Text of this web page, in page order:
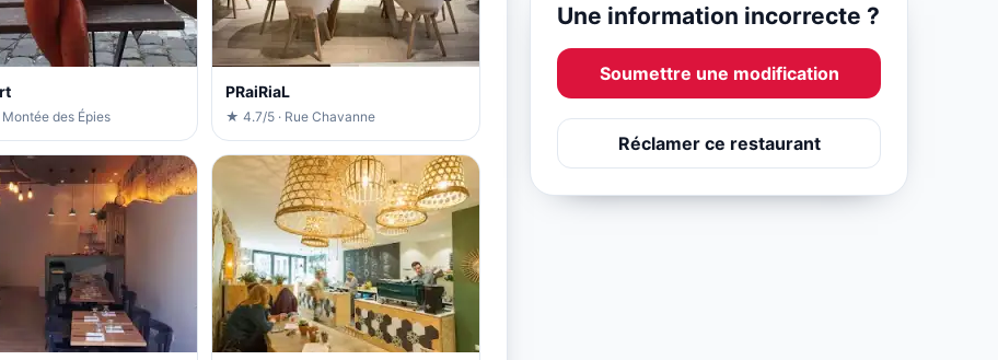
des Épies
PRaiRiaL
★ 4.7/5 · Rue Chavanne
Une information incorrecte ?
Soumettre une modification
Réclamer ce restaurant